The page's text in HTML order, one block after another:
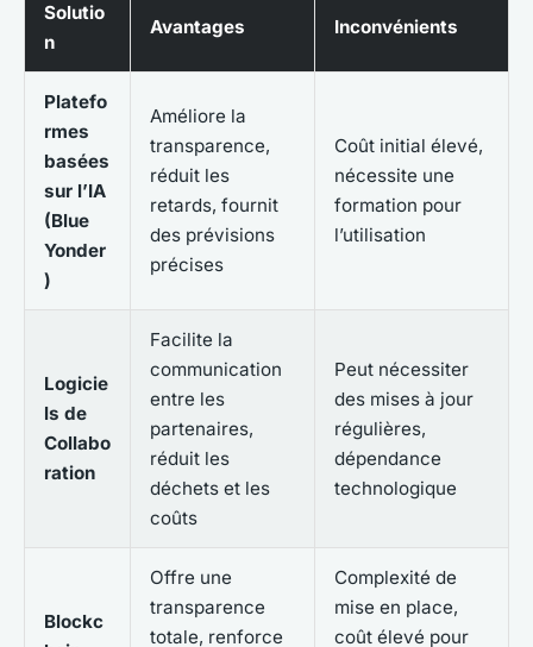
Solutio
n
Avantages Inconvénients
Platefo
rmes
basées
sur l’IA
(Blue
Yonder
)
Améliore la
transparence,
réduit les
retards, fournit
des prévisions
précises
Coût initial élevé,
nécessite une
formation pour
l’utilisation
Logicie
ls de
Collabo
ration
Facilite la
communication
entre les
partenaires,
réduit les
déchets et les
coûts
Peut nécessiter
des mises à jour
régulières,
dépendance
technologique
Blockc
Offre une
transparence
totale, renforce
Complexité de
mise en place,
coût élevé pour